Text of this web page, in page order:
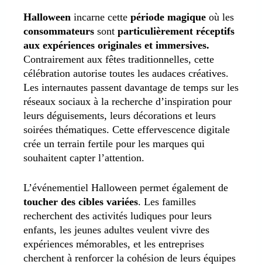
Halloween incarne cette période magique où les
consommateurs sont particulièrement réceptifs
aux expériences originales et immersives.
Contrairement aux fêtes traditionnelles, cette
célébration autorise toutes les audaces créatives.
Les internautes passent davantage de temps sur les
réseaux sociaux à la recherche d’inspiration pour
leurs déguisements, leurs décorations et leurs
soirées thématiques. Cette effervescence digitale
crée un terrain fertile pour les marques qui
souhaitent capter l’attention.
L’événementiel Halloween permet également de
toucher des cibles variées. Les familles
recherchent des activités ludiques pour leurs
enfants, les jeunes adultes veulent vivre des
expériences mémorables, et les entreprises
cherchent à renforcer la cohésion de leurs équipes